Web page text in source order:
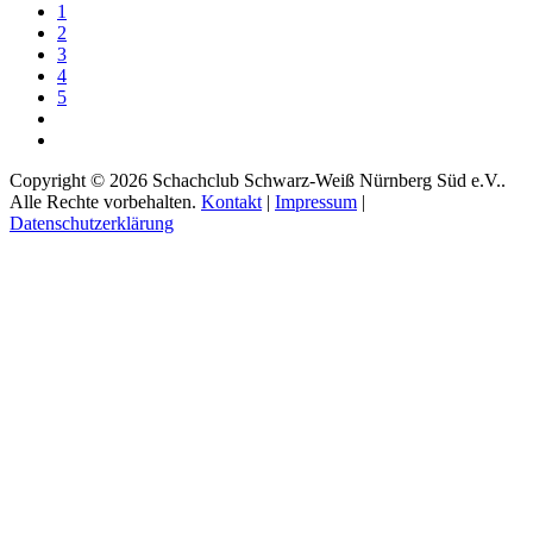
1
2
3
4
5
Copyright © 2026 Schachclub Schwarz-Weiß Nürnberg Süd e.V..
Alle Rechte vorbehalten. Kontakt | Impressum |
Datenschutzerklärung